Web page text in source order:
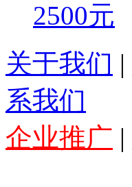
2500元
关于我们 |
系我们
企业推广 |